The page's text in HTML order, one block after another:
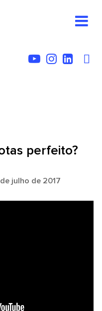
perfeito?
julho de 2017